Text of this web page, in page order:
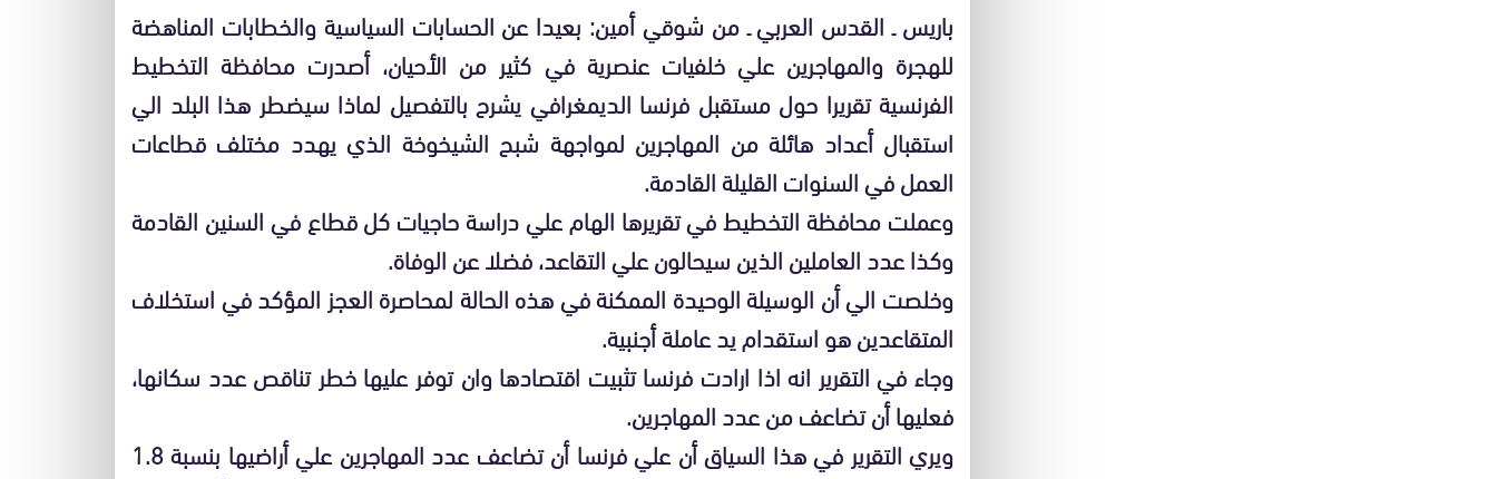
باريس ـ القدس العربي ـ من شوقي أمين: بعيدا عن الحسابات السياسية والخطابات المناهضة
للهجرة والمهاجرين علي خلفيات عنصرية في كثير من الأحيان، أصدرت محافظة التخطيط
الفرنسية تقريرا حول مستقبل فرنسا الديمغرافي يشرح بالتفصيل لماذا سيضطر هذا البلد الي
استقبال أعداد هائلة من المهاجرين لمواجهة شبح الشيخوخة الذي يهدد مختلف قطاعات
العمل في السنوات القليلة القادمة.
وعملت محافظة التخطيط في تقريرها الهام علي دراسة حاجيات كل قطاع في السنين القادمة
وكذا عدد العاملين الذين سيحالون علي التقاعد، فضلا عن الوفاة.
وخلصت الي أن الوسيلة الوحيدة الممكنة في هذه الحالة لمحاصرة العجز المؤكد في استخلاف
المتقاعدين هو استقدام يد عاملة أجنبية.
وجاء في التقرير انه اذا ارادت فرنسا تثبيت اقتصادها وان توفر عليها خطر تناقص عدد سكانها،
فعليها أن تضاعف من عدد المهاجرين.
ويري التقرير في هذا السياق أن علي فرنسا أن تضاعف عدد المهاجرين علي أراضيها بنسبة 1.8